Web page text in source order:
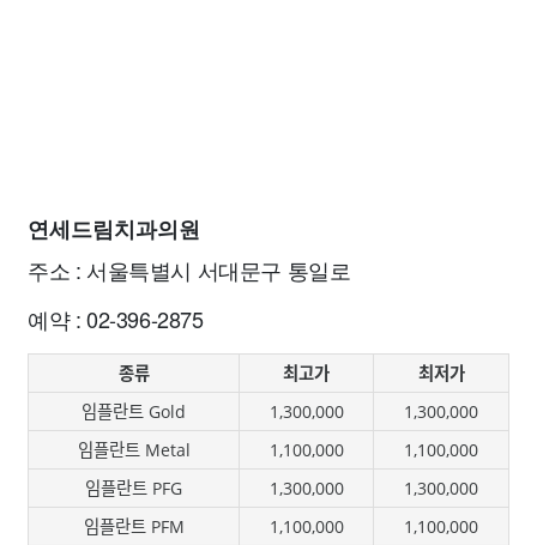
연세드림치과의원
주소 : 서울특별시 서대문구 통일로
예약 : 02-396-2875
종류 최고가
최저가
임플란트 Gold
1,300,000
1,300,000
임플란트 Metal
1,100,000
1,100,000
임플란트 PFG
1,300,000
1,300,000
임플란트 PFM
1,100,000
1,100,000